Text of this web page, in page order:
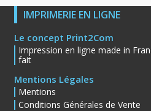
IMPRIMERIE EN LIGNE
Le concept Print2Com
Impression en ligne made in
fait
Mentions Légales
Mentions
Conditions Générales de Vente